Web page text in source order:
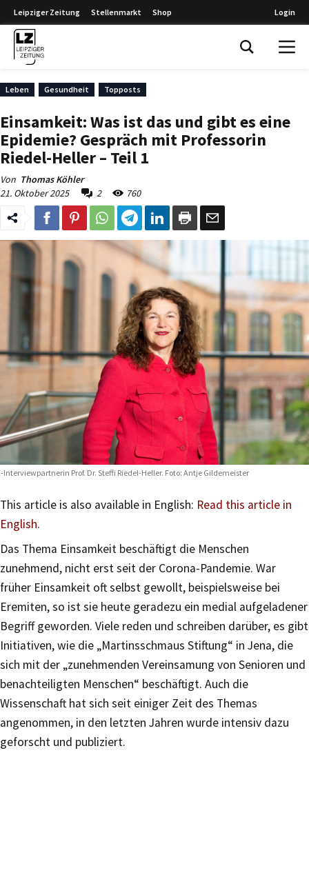
Leipziger Zeitung Stellenmarkt Shop Login
Leben Gesundheit Topposts
Einsamkeit: Was ist das und gibt es eine
Epidemie? Gespräch mit Professorin
Riedel-Heller – Teil 1
Von Thomas Köhler
21. Oktober 2025
2 760
Interviewpartnerin Prof. Dr. Steffi Riedel-Heller. Foto: Antje Gildemeister
This article is also available in English: Read this article in
English.
Das Thema Einsamkeit beschäftigt die Menschen
zunehmend, nicht erst seit der Corona-Pandemie. War
früher Einsamkeit oft selbst gewollt, beispielsweise bei
Eremiten, so ist sie heute geradezu ein medial aufgeladener
Begriff geworden. Viele reden und schreiben darüber, es gibt
Initiativen, wie die „Martinsschmaus Stiftung“ in Jena, die
sich mit der „zunehmenden Vereinsamung von Senioren und
benachteiligten Menschen“ beschäftigt. Auch die
Wissenschaft hat sich seit einiger Zeit des Themas
angenommen, in den letzten Jahren wurde intensiv dazu
geforscht und publiziert.